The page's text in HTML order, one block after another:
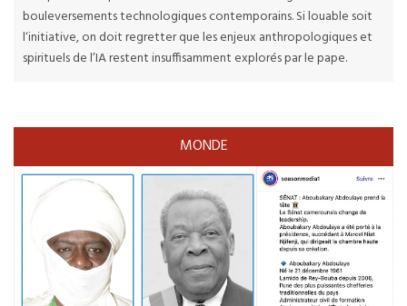
bouleversements technologiques contemporains. Si louable soit
l‘initiative, on doit regretter que les enjeux anthropologiques et
spirituels de l’IA restent insuffisamment explorés par le pape.
MONDE